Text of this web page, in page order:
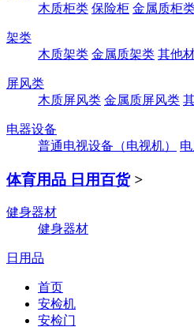
木质柜类 保险柜 金属质柜
架类
木质架类 金属质架类 其他
屏风类
木质屏风类 金属质屏风类
电器设备
普通电视设备（电视机）
体育用品 日用百货 >
健身器材
健身器材
日用品
首页
安检机
安检门